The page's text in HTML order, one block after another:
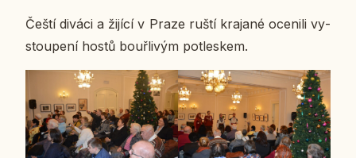
Čeští diváci a žijící v Praze ruští kra­ja­né oce­ni­li vy­
stou­pe­ní hostů bouř­li­vým po­tles­kem.